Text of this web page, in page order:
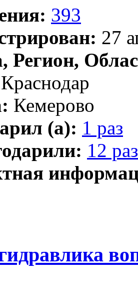
393
27
Регион,
Краснодар
Кемерово
(а): 1 раз
12 раз